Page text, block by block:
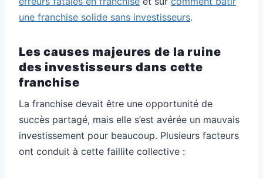
une franchise solide sans investisseurs.
Les causes majeures de la ruine
des investisseurs dans cette
franchise
La franchise devait être une opportunité de
succès partagé, mais elle s’est avérée un mauvais
investissement pour beaucoup. Plusieurs facteurs
ont conduit à cette faillite collective :